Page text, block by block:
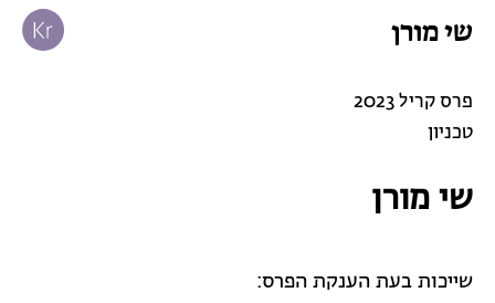
שי מורן
פרס קריל 2023
טכניון
שי מורן
שייכות בעת הענקת הפרס: